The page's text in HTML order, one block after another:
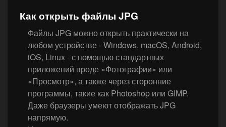
Как открыть файлы JPG
Файлы JPG можно открыть практически на
любом устройстве - Windows, macOS, Android,
iOS, Linux - с помощью стандартных
приложений вроде «Фотографии» или
«Просмотр», а также через сторонние
программы, такие как Photoshop или GIMP.
Даже браузеры умеют отображать JPG
напрямую.